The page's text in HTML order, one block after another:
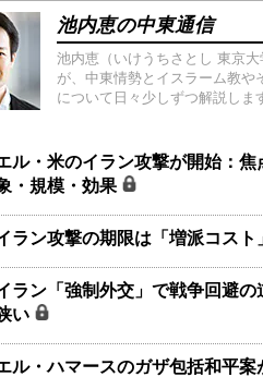
池内恵の中東通信
池内恵（いけうちさとし 東京大
が、中東情勢とイスラーム教や
について日々少しずつ解説しま
ル・米のイラン攻撃が開始：焦
・規模・効果
ラン攻撃の期限は「増派コスト
ラン「強制外交」で戦争回避の
い
ル・ハマースのガザ包括和平案